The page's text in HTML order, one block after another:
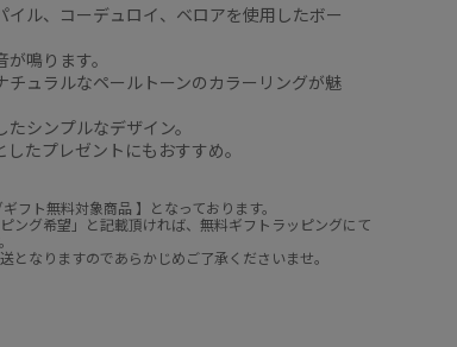
イル、コーデュロイ、ベロアを使用したボー
鳴ります。
チュラルなペールトーンのカラーリングが魅
シンプルなデザイン。
たプレゼントにもおすすめ。
フト無料対象商品 】となっております。
ング希望」と記載頂ければ、無料ギフトラッピングにて
となりますのであらかじめご了承くださいませ。